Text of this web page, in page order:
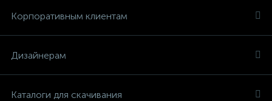
Корпоративным клиентам
Дизайнерам
Каталоги для скачивания